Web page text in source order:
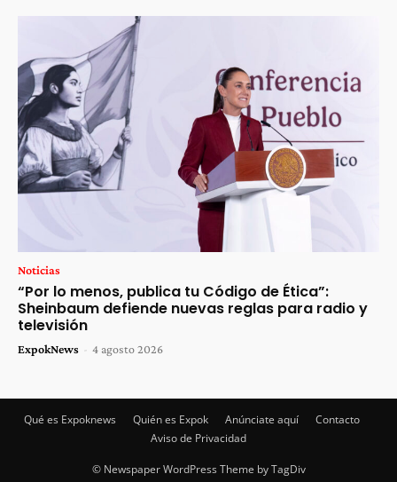
Noticias
“Por lo menos, publica tu Código de Ética”:
Sheinbaum defiende nuevas reglas para radio y
televisión
ExpokNews - 4 agosto 2026
Qué es Expoknews Quién es Expok Anúnciate aquí
Contacto
Aviso de Privacidad
© Newspaper WordPress Theme by TagDiv